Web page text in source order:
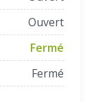
Ouvert
Fermé
Fermé